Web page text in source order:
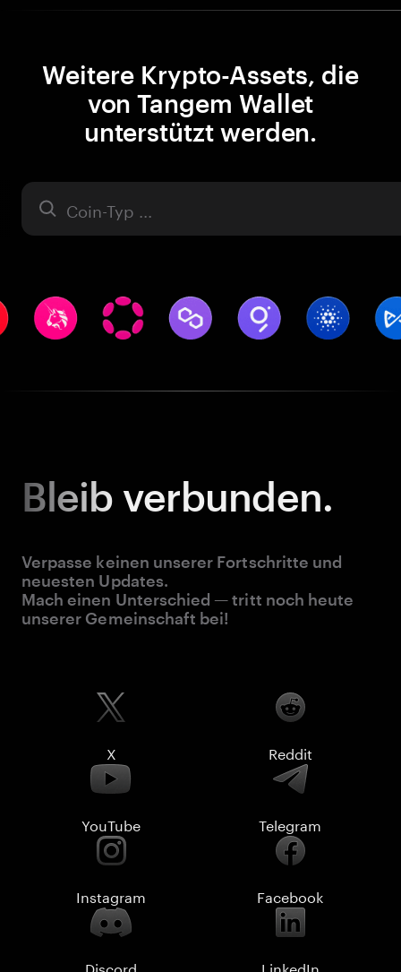
Weitere Krypto-Assets, die
von Tangem Wallet
unterstützt werden.
Asset
Bleib verbunden.
Verpasse keinen unserer Fortschritte und
neuesten Updates.
Mach einen Unterschied — tritt noch heute
unserer Gemeinschaft bei!
X Reddit
YouTube Telegram
Instagram Facebook
Discord LinkedIn